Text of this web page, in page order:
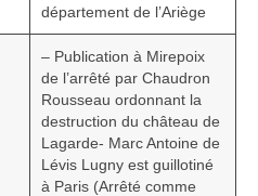
département de l’Ariège
– Publication à Mirepoix
de l’arrêté par Chaudron
Rousseau ordonnant la
destruction du château de
Lagarde- Marc Antoine de
Lévis Lugny est guillotiné
à Paris (Arrêté comme